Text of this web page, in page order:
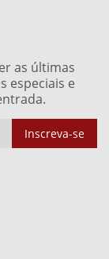
as últimas
especiais e
Inscreva-se